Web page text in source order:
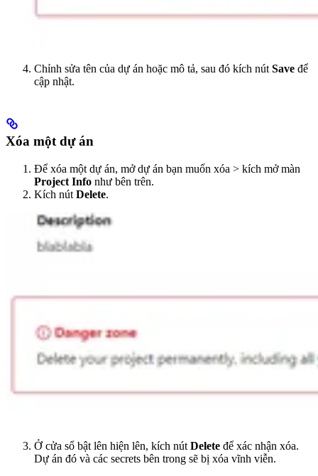
Chỉnh sửa tên của dự án hoặc mô tả, sau đó kích nút Save để
cập nhật.
Xóa một dự án
Để xóa một dự án, mở dự án bạn muốn xóa > kích mở màn
Project Info như bên trên.
Kích nút Delete.
Ở cửa sổ bật lên hiện lên, kích nút Delete để xác nhận xóa.
Dự án đó và các secrets bên trong sẽ bị xóa vĩnh viễn.